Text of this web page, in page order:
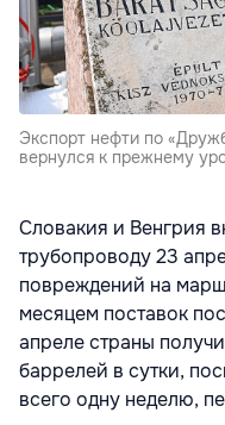
Экспорт нефти по
вернулся к прежнему
Словакия и Венгрия
трубопроводу 23
повреждений на
месяцем поставок
апреле страны
баррелей в сутки,
всего одну неделю,